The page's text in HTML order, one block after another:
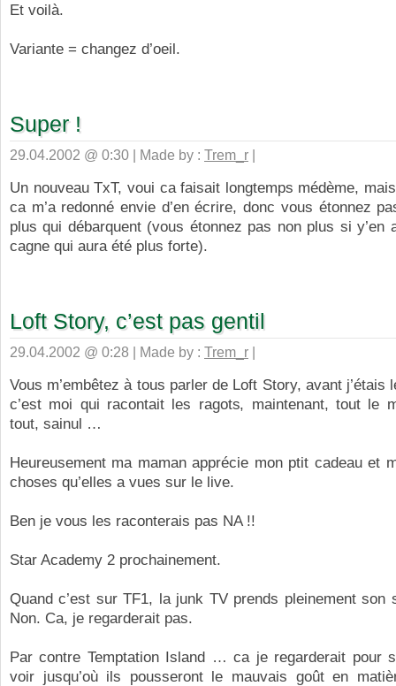
Et voilà.
Variante = changez d’oeil.
Super !
29.04.2002 @ 0:30 | Made by : Trem_r |
Un nouveau TxT, voui ca faisait longtemps médème,
ca m’a redonné envie d’en écrire, donc vous étonnez
plus qui débarquent (vous étonnez pas non plus si y’en
cagne qui aura été plus forte).
Loft Story, c’est pas gentil
29.04.2002 @ 0:28 | Made by : Trem_r |
Vous m’embêtez à tous parler de Loft Story, avant j’étais
c’est moi qui racontait les ragots, maintenant, tout le
tout, sainul …
Heureusement ma maman apprécie mon ptit cadeau et
choses qu’elles a vues sur le live.
Ben je vous les raconterais pas NA !!
Star Academy 2 prochainement.
Quand c’est sur TF1, la junk TV prends pleinement son
Non. Ca, je regarderait pas.
Par contre Temptation Island … ca je regarderait pour
voir jusqu’où ils pousseront le mauvais goût en